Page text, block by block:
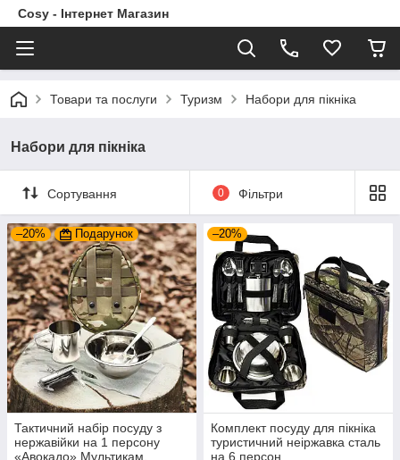
Cosy - Інтернет Магазин
Товари та послуги Туризм Набори для пікніка
Набори для пікніка
Сортування 0 Фільтри
–20% Подарунок
Тактичний набір посуду з
нержавійки на 1 персону
«Авокадо» Мультикам.
–20%
Комплект посуду для пікніка
туристичний неіржавка сталь
на 6 персон